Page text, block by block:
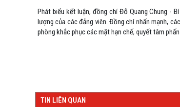
Phát biểu kết luận, đồng chí Đỗ Quang Chung -
lượng của các đảng viên. Đồng chí nhấn mạnh,
phòng khắc phục các mặt hạn chế, quyết tâm
TIN LIÊN QUAN